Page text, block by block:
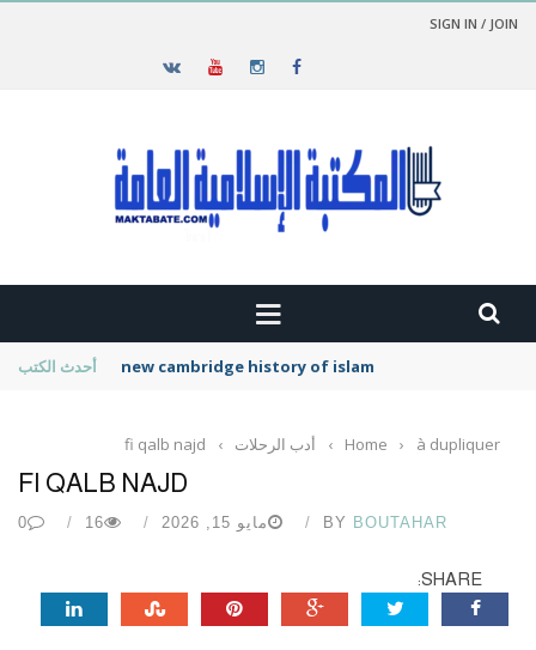
SIGN IN / JOIN
أحدث الكتب new cambridge history of islam
Home › à dupliquer
› أدب الرحلات ›
fi qalb najd
FI QALB NAJD
BY BOUTAHAR مايو 15, 2026 16
0
SHARE: